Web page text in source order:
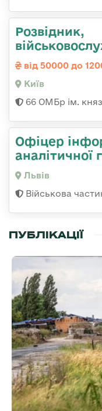
Розвідник,
від 50000 до
Київ
66 ОМБр ім.
Офіцер
аналітичної
Львів
Військова
ПУБЛІКАЦІЇ